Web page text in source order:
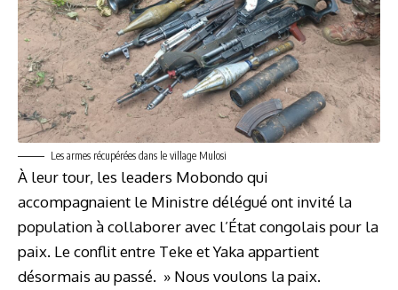
Les armes récupérées dans le village Mulosi
À leur tour, les leaders Mobondo qui
accompagnaient le Ministre délégué ont invité la
population à collaborer avec l’État congolais pour la
paix. Le conflit entre Teke et Yaka appartient
désormais au passé. » Nous voulons la paix.